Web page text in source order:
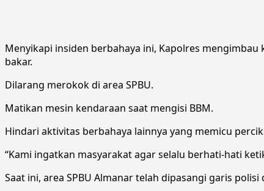
Menyikapi insiden berbahaya ini, Kapolres
bakar.
Dilarang merokok di area SPBU.
Matikan mesin kendaraan saat mengisi BBM.
Hindari aktivitas berbahaya lainnya yang memicu
“Kami ingatkan masyarakat agar selalu berhati-hati
Saat ini, area SPBU Almanar telah dipasangi garis